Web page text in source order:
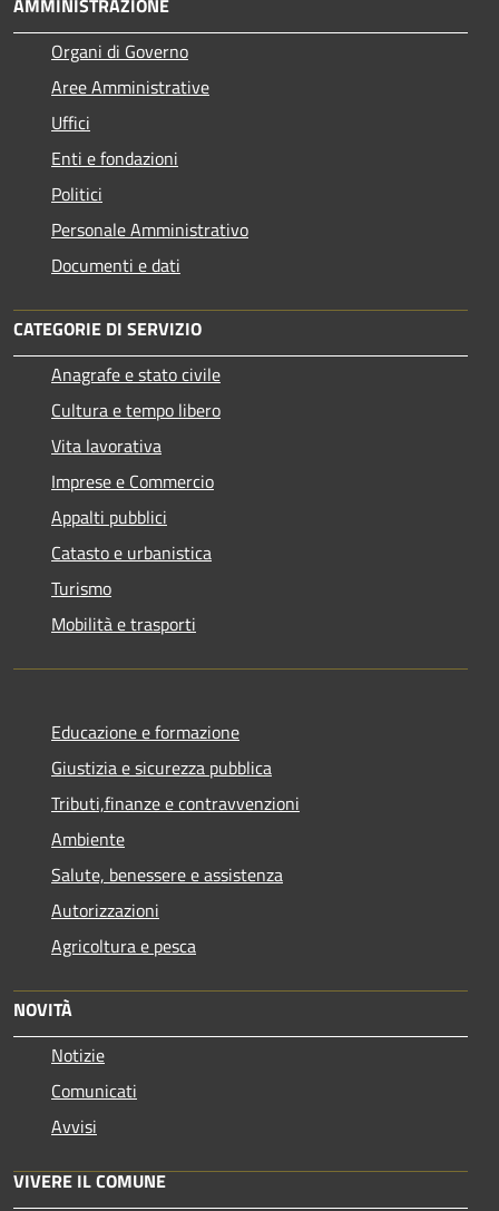
Organi di Governo
Aree Amministrative
Uffici
Enti e fondazioni
Politici
Personale Amministrativo
Documenti e dati
CATEGORIE DI SERVIZIO
Anagrafe e stato civile
Cultura e tempo libero
Vita lavorativa
Imprese e Commercio
Appalti pubblici
Catasto e urbanistica
Turismo
Mobilità e trasporti
Educazione e formazione
Giustizia e sicurezza pubblica
Tributi,finanze e contravvenzioni
Ambiente
Salute, benessere e assistenza
Autorizzazioni
Agricoltura e pesca
NOVITÀ
Notizie
Comunicati
Avvisi
VIVERE IL COMUNE